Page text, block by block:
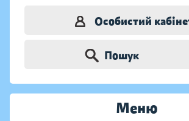
Особистий
Пошук
Меню